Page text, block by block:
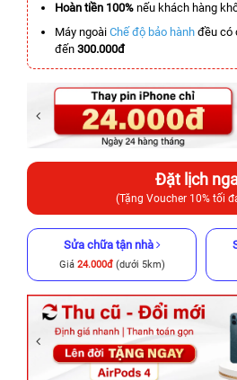
Hoàn tiền 100% nếu khách hàng
Máy ngoài Chế độ bảo hành đều có
đến 300.000đ
Đặt lịch
(Tặng Voucher 10% tối
Sửa chữa tận nhà
Giá 24.000đ(dưới 5km)